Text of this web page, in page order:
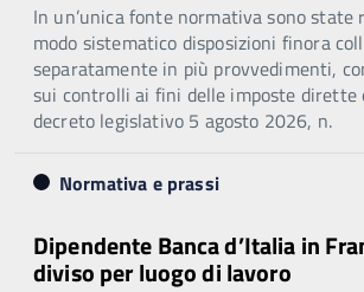
In un’unica fonte normativa sono state
modo sistematico disposizioni finora
separatamente in più provvedimenti,
sui controlli ai fini delle imposte dirette
decreto legislativo 5 agosto 2026, n.
Normativa e prassi
Dipendente Banca d’Italia in
diviso per luogo di lavoro